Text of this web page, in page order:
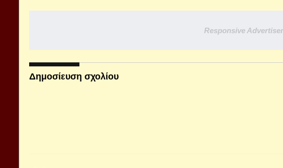
Responsive
Δημοσίευση σχολίου